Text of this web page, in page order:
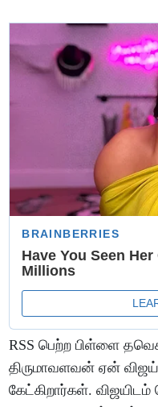
RSS பெற்ற பிள்ளை
திருமாவளவன் ஏன்
கேட்கிறார்கள்.